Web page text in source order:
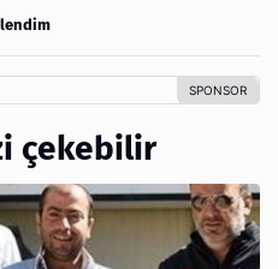
çekebilir